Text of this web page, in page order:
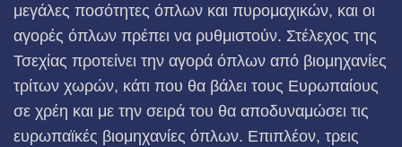
μεγάλες ποσότητες όπλων και πυρομαχικών, και οι
αγορές όπλων πρέπει να ρυθμιστούν. Στέλεχος της
Τσεχίας προτείνει την αγορά όπλων από βιομηχανίες
τρίτων χωρών, κάτι που θα βάλει τους Ευρωπαίους
σε χρέη και με την σειρά του θα αποδυναμώσει τις
ευρωπαϊκές βιομηχανίες όπλων. Επιπλέον, τρεις